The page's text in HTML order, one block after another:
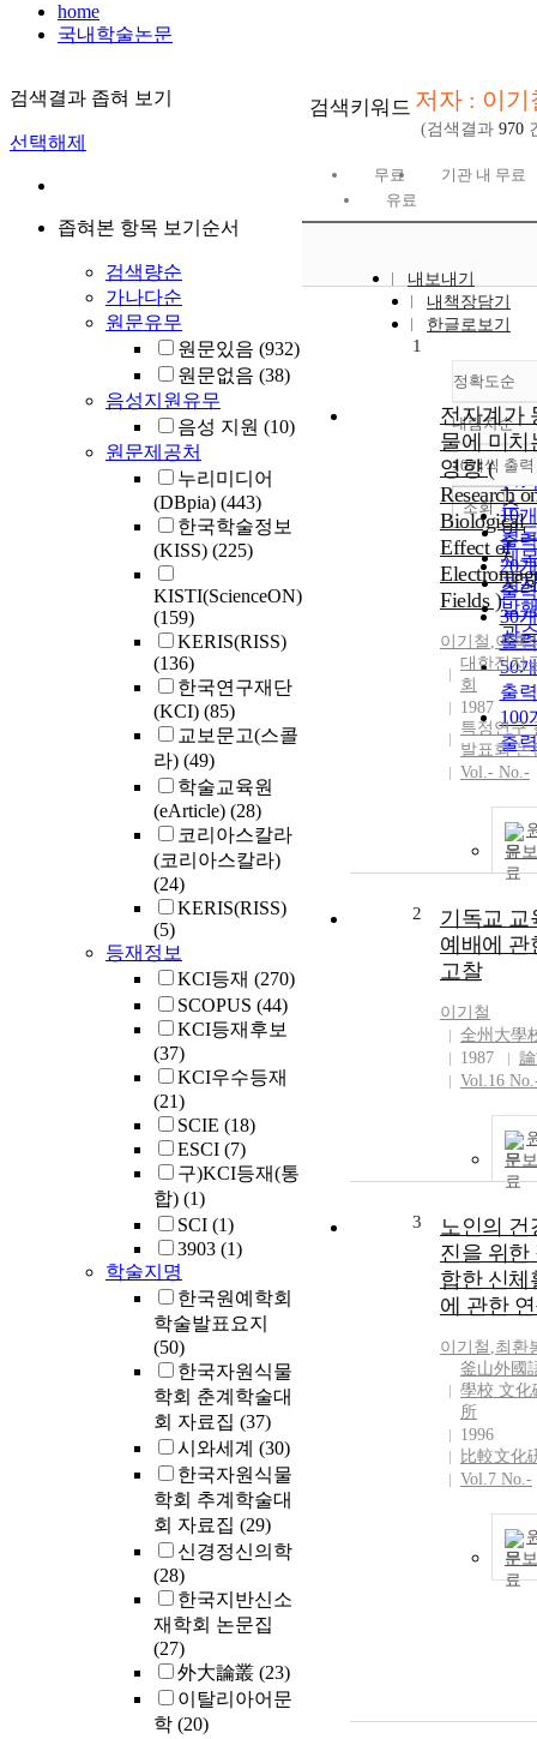
home
국내학술논문
검색결과 좁혀 보기
선택해제
좁혀본 항목 보기순서
검색량순
가나다순
원문유무
원문있음 (932)
원문없음 (38)
음성지원유무
음성 지원 (10)
원문제공처
누리미디어
(DBpia) (443)
한국학술정보
(KISS) (225)
KISTI(ScienceON)
(159)
KERIS(RISS)
(136)
한국연구재단
(KCI) (85)
교보문고(스콜
라) (49)
학술교육원
(eArticle) (28)
코리아스칼라
(코리아스칼라)
(24)
KERIS(RISS)
(5)
등재정보
KCI등재 (270)
SCOPUS (44)
KCI등재후보
(37)
KCI우수등재
(21)
SCIE (18)
ESCI (7)
구)KCI등재(통
합) (1)
SCI (1)
3903 (1)
학술지명
한국원예학회
학술발표요지
(50)
한국자원식물
학회 춘계학술대
회 자료집 (37)
시와세계 (30)
한국자원식물
학회 추계학술대
회 자료집 (29)
신경정신의학
(28)
한국지반신소
재학회 논문집
(27)
外大論叢 (23)
이탈리아어문
학 (20)
검색키워드 저자 : 이기
(검색결과 970
무료
기관 내 무료
유료
내보내기
내책장담기
한글로보기
정확도순
정
순
인
순
연
제
저
발
관
내림차순
내
10개씩 출력
10
출력
20
출력
30
출력
50
출력
100
출력
조회
1
전자계가
물에 미치
영향 (
Research
Biological
Effect of
Fields )
이기철 ,이홍
대한전자
회
1987
특정연구
발표회 논
Vol.- No.-
문
2
기독교 교
예배에 관
고찰
이기철
全州大學
1987
Vol.16
문
3
노인의 건
진을 위한
합한 신체
에 관한
이기철 ,최환
釜山外國
學校 文化
所
1996
比較文化
Vol.7 No.-
문